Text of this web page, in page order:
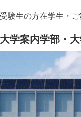
本
受験生の方在学生・
大学案内学部・